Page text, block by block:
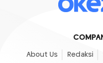
About Us Redaksi